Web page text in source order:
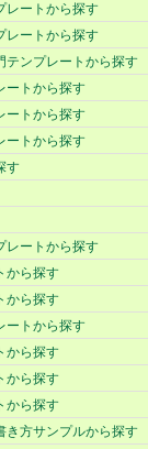
レートから探す
レートから探す
テンプレートから探す
ートから探す
ートから探す
ートから探す
す
レートから探す
から探す
から探す
ートから探す
から探す
から探す
から探す
き方サンプルから探す